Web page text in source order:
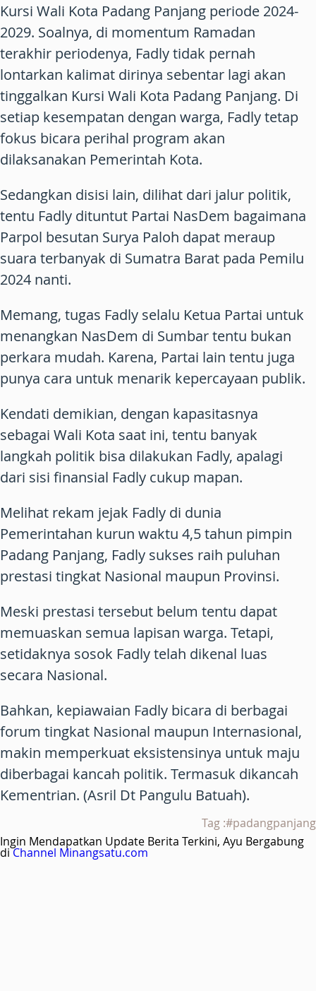
Kursi Wali Kota Padang Panjang periode 2024-
2029. Soalnya, di momentum Ramadan
terakhir periodenya, Fadly tidak pernah
lontarkan kalimat dirinya sebentar lagi akan
tinggalkan Kursi Wali Kota Padang Panjang. Di
setiap kesempatan dengan warga, Fadly tetap
fokus bicara perihal program akan
dilaksanakan Pemerintah Kota.
Sedangkan disisi lain, dilihat dari jalur politik,
tentu Fadly dituntut Partai NasDem bagaimana
Parpol besutan Surya Paloh dapat meraup
suara terbanyak di Sumatra Barat pada Pemilu
2024 nanti.
Memang, tugas Fadly selalu Ketua Partai untuk
menangkan NasDem di Sumbar tentu bukan
perkara mudah. Karena, Partai lain tentu juga
punya cara untuk menarik kepercayaan publik.
Kendati demikian, dengan kapasitasnya
sebagai Wali Kota saat ini, tentu banyak
langkah politik bisa dilakukan Fadly, apalagi
dari sisi finansial Fadly cukup mapan.
Melihat rekam jejak Fadly di dunia
Pemerintahan kurun waktu 4,5 tahun pimpin
Padang Panjang, Fadly sukses raih puluhan
prestasi tingkat Nasional maupun Provinsi.
Meski prestasi tersebut belum tentu dapat
memuaskan semua lapisan warga. Tetapi,
setidaknya sosok Fadly telah dikenal luas
secara Nasional.
Bahkan, kepiawaian Fadly bicara di berbagai
forum tingkat Nasional maupun Internasional,
makin memperkuat eksistensinya untuk maju
diberbagai kancah politik. Termasuk dikancah
Kementrian. (Asril Dt Pangulu Batuah).
Tag :#padangpanjang
Ingin Mendapatkan Update Berita Terkini, Ayu Bergabung
diChannel Minangsatu.com